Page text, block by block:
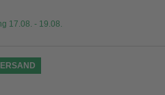
17.08. - 19.08.